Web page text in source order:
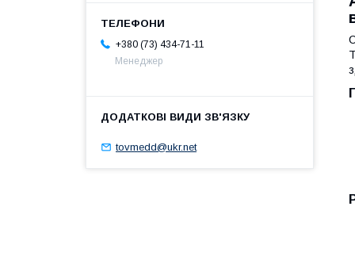
+380 (73) 434-71-11
Менеджер
tovmedd@ukr.net